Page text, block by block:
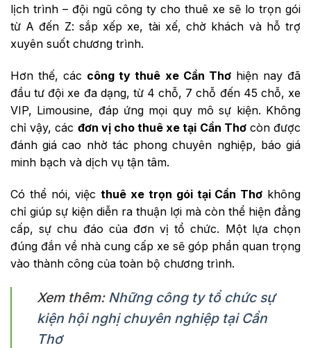
lịch trình – đội ngũ công ty cho thuê xe sẽ lo trọn gói
từ A đến Z: sắp xếp xe, tài xế, chờ khách và hỗ trợ
xuyên suốt chương trình.
Hơn thế, các công ty thuê xe Cần Thơhiện nay đã
đầu tư đội xe đa dạng, từ 4 chỗ, 7 chỗ đến 45 chỗ, xe
VIP, Limousine, đáp ứng mọi quy mô sự kiện. Không
chỉ vậy, các đơn vị cho thuê xe tại Cần Thơcòn được
đánh giá cao nhờ tác phong chuyên nghiệp, báo giá
minh bạch và dịch vụ tận tâm.
Có thể nói, việcthuê xe trọn gói tại Cần Thơ không
chỉ giúp sự kiện diễn ra thuận lợi mà còn thể hiện đẳng
cấp, sự chu đáo của đơn vị tổ chức. Một lựa chọn
đúng đắn về nhà cung cấp xe sẽ góp phần quan trọng
vào thành công của toàn bộ chương trình.
Xem thêm: Những công ty tổ chức sự
kiện hội nghị chuyên nghiệp tại Cần
Thơ